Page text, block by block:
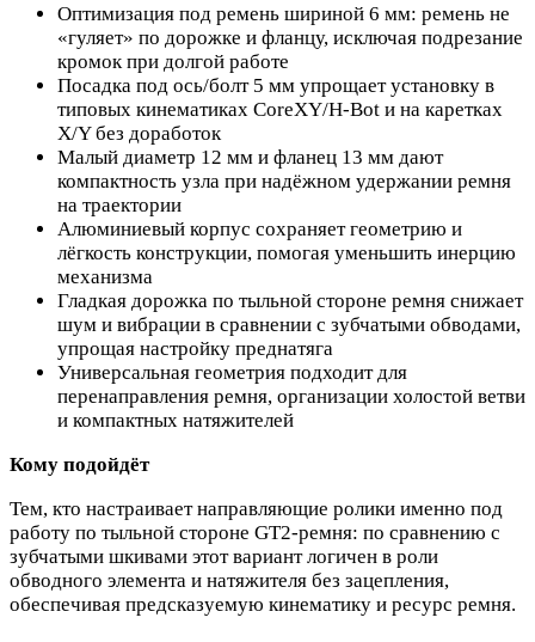
Оптимизация под ремень шириной 6 мм: ремень не
«гуляет» по дорожке и фланцу, исключая подрезание
кромок при долгой работе
Посадка под ось/болт 5 мм упрощает установку в
типовых кинематиках CoreXY/H‑Bot и на каретках
X/Y без доработок
Малый диаметр 12 мм и фланец 13 мм дают
компактность узла при надёжном удержании ремня
на траектории
Алюминиевый корпус сохраняет геометрию и
лёгкость конструкции, помогая уменьшить инерцию
механизма
Гладкая дорожка по тыльной стороне ремня снижает
шум и вибрации в сравнении с зубчатыми обводами,
упрощая настройку преднатяга
Универсальная геометрия подходит для
перенаправления ремня, организации холостой ветви
и компактных натяжителей
Кому подойдёт
Тем, кто настраивает направляющие ролики именно под
работу по тыльной стороне GT2‑ремня: по сравнению с
зубчатыми шкивами этот вариант логичен в роли
обводного элемента и натяжителя без зацепления,
обеспечивая предсказуемую кинематику и ресурс ремня.